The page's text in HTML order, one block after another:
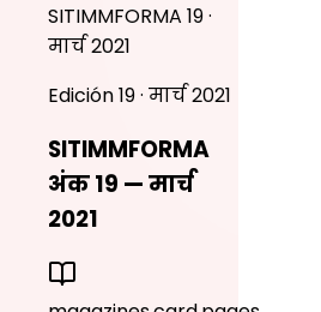
SITIMMFORMA 19 ·
मार्च 2021
Edición 19 · मार्च 2021
SITIMMFORMA
अंक 19 — मार्च
2021